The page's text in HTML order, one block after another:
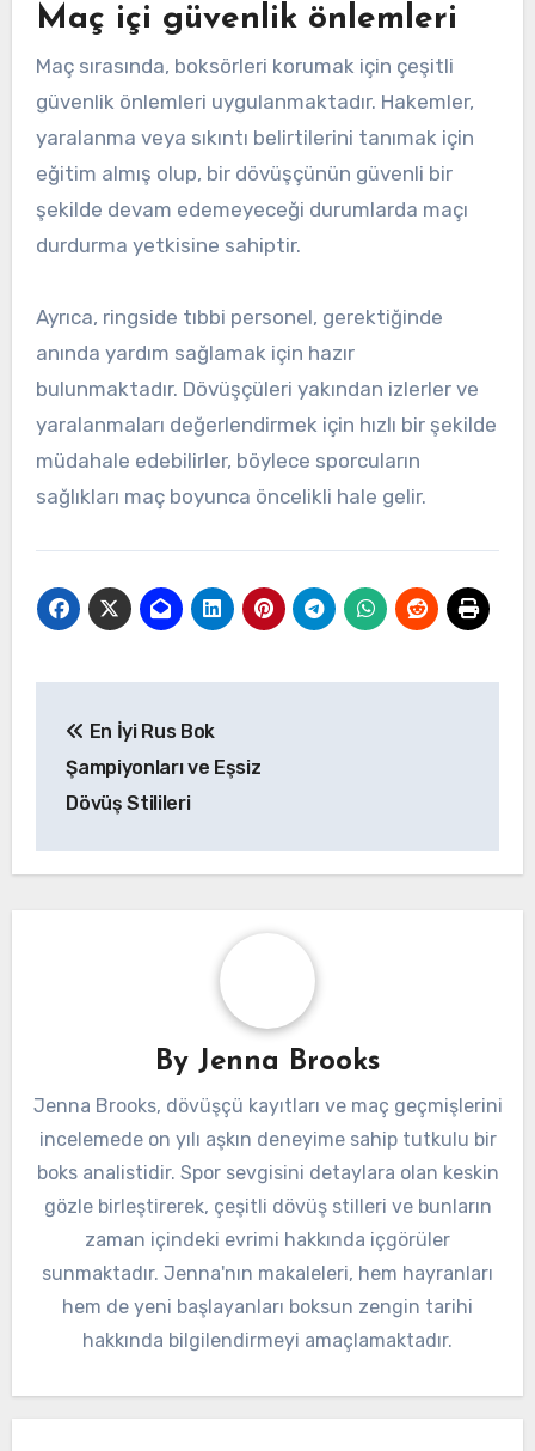
Maç içi güvenlik önlemleri
Maç sırasında, boksörleri korumak için çeşitli
güvenlik önlemleri uygulanmaktadır. Hakemler,
yaralanma veya sıkıntı belirtilerini tanımak için
eğitim almış olup, bir dövüşçünün güvenli bir
şekilde devam edemeyeceği durumlarda maçı
durdurma yetkisine sahiptir.
Ayrıca, ringside tıbbi personel, gerektiğinde
anında yardım sağlamak için hazır
bulunmaktadır. Dövüşçüleri yakından izlerler ve
yaralanmaları değerlendirmek için hızlı bir şekilde
müdahale edebilirler, böylece sporcuların
sağlıkları maç boyunca öncelikli hale gelir.
navigation
En İyi Rus Bok
Şampiyonları ve Eşsiz
Dövüş Stilileri
By Jenna Brooks
Jenna Brooks, dövüşçü kayıtları ve maç geçmişlerini
incelemede on yılı aşkın deneyime sahip tutkulu bir
boks analistidir. Spor sevgisini detaylara olan keskin
gözle birleştirerek, çeşitli dövüş stilleri ve bunların
zaman içindeki evrimi hakkında içgörüler
sunmaktadır. Jenna'nın makaleleri, hem hayranları
hem de yeni başlayanları boksun zengin tarihi
hakkında bilgilendirmeyi amaçlamaktadır.